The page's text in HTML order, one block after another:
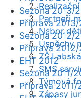
Partneři
Nábor dětí
Úspěchy
ZŠ Labská
SMS
Týmová
Zápasy
Sezóna 2013/
Příprava 2013/
Sezóna 2012/
Příprava 2012/
EHT 2012
Sezóna 2011/
Příprava 2011/